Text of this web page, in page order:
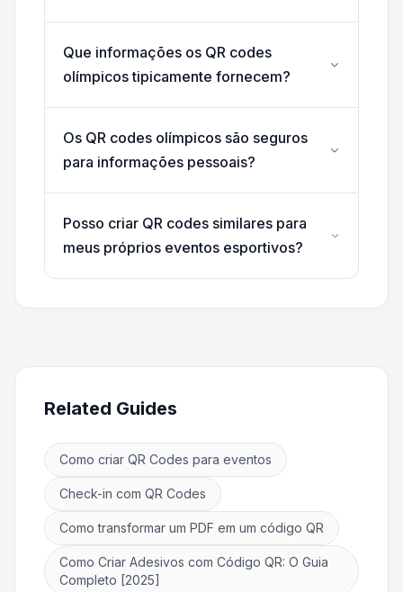
Que informações os QR codes
olímpicos tipicamente fornecem?
Os QR codes olímpicos são seguros
para informações pessoais?
Posso criar QR codes similares para
meus próprios eventos esportivos?
Related Guides
Como criar QR Codes para eventos
Check-in com QR Codes
Como transformar um PDF em um código QR
Como Criar Adesivos com Código QR: O Guia
Completo [2025]